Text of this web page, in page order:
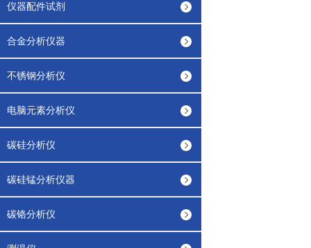
仪器配件试剂
合金分析仪器
不锈钢分析仪
电脑元素分析仪
碳硅分析仪
碳硅锰分析仪器
碳铬分析仪